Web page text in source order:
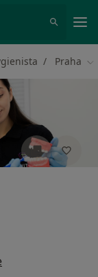
Praha